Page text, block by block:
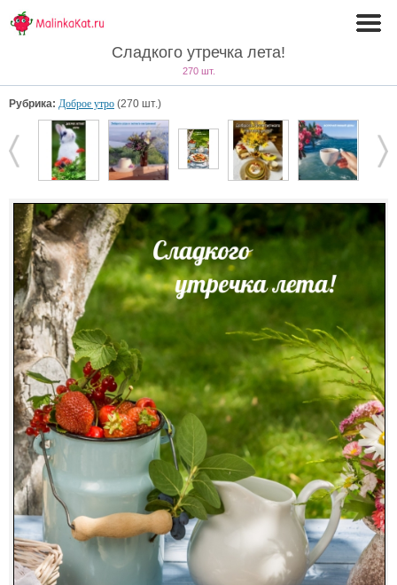
Сладкого утречка лета!
270 шт.
Рубрика: Доброе утро (270 шт.)